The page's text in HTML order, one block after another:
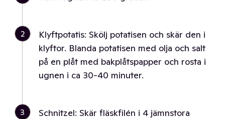
2
Klyftpotatis: Skölj potatisen och skär den i
klyftor. Blanda potatisen med olja och salt
på en plåt med bakplåtspapper och rosta i
ugnen i ca 30-40 minuter.
3
Schnitzel: Skär fläskfilén i 4 jämnstora